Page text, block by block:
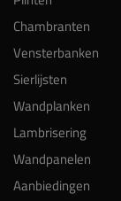
Chambranten
Vensterbanken
Sierlijsten
Wandplanken
Lambrisering
Wandpanelen
Aanbiedingen